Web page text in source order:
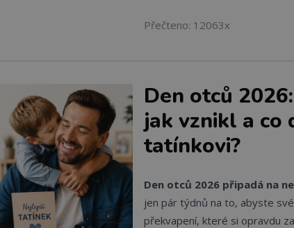
Přečteno: 12063x
Den otců
jak vznikl a co
tatínkovi?
Den otců 2026 připadá na
jen pár týdnů na to, abyste
překvapení, které si opravdu